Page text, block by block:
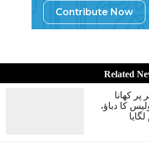
Contribute Now
Related
کھانا
کا دباؤ،